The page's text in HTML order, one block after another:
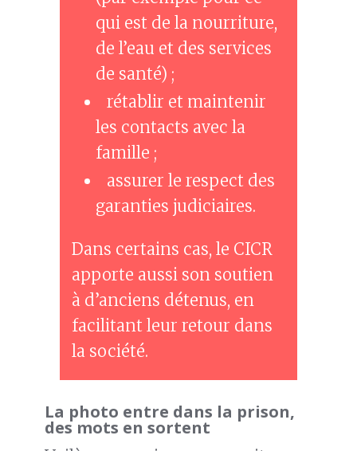
qui est de la nourriture,
de l’eau et des services
de santé) ;
rétablir et maintenir
les contacts avec la
famille ;
assurer le respect des
garanties judiciaires.
Dans certains cas, le CICR
apporte aussi son soutien
à d’anciens détenus, en
facilitant leur retour dans
la société.
La photo entre dans la prison,
des mots en sortent